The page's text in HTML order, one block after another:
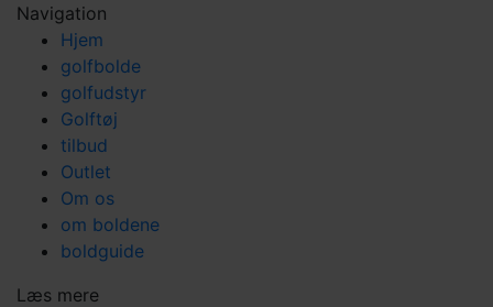
Navigation
Hjem
golfbolde
golfudstyr
Golftøj
tilbud
Outlet
Om os
om boldene
boldguide
Læs mere